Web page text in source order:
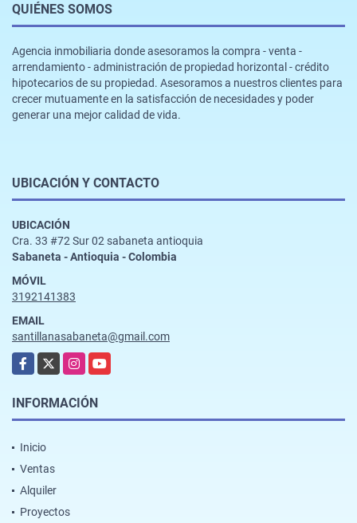
QUIÉNES SOMOS
Agencia inmobiliaria donde asesoramos la compra - venta -
arrendamiento - administración de propiedad horizontal - crédito
hipotecarios de su propiedad. Asesoramos a nuestros clientes para
crecer mutuamente en la satisfacción de necesidades y poder
generar una mejor calidad de vida.
UBICACIÓN Y CONTACTO
UBICACIÓN
Cra. 33 #72 Sur 02 sabaneta antioquia
Sabaneta - Antioquia - Colombia
MÓVIL
3192141383
EMAIL
santillanasabaneta@gmail.com
Facebook
X InstagramYouTube
INFORMACIÓN
Inicio
Ventas
Alquiler
Proyectos